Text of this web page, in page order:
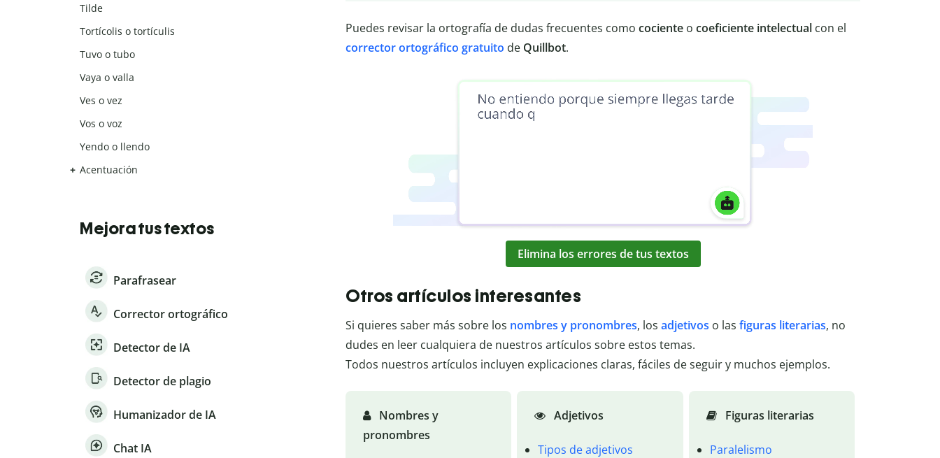
Puedes revisar la ortografía de dudas frecuentes como cociente o coeficiente intelectual con el
corrector ortográfico gratuito de Quillbot.
Elimina los errores de tus textos
Otros artículos interesantes
Si quieres saber más sobre los nombres y pronombres, los adjetivos o las figuras literarias, no
dudes en leer cualquiera de nuestros artículos sobre estos temas.
Todos nuestros artículos incluyen explicaciones claras, fáciles de seguir y muchos ejemplos.
Nombres y
pronombres
Adjetivos
Tipos de adjetivos
Figuras literarias
Paralelismo
Tilde
Tortícolis o tortículis
Tuvo o tubo
Vaya o valla
Ves o vez
Vos o voz
Yendo o llendo
Acentuación
Mejora tus textos
Parafrasear
Corrector ortográfico
Detector de IA
Detector de plagio
Humanizador de IA
Chat IA